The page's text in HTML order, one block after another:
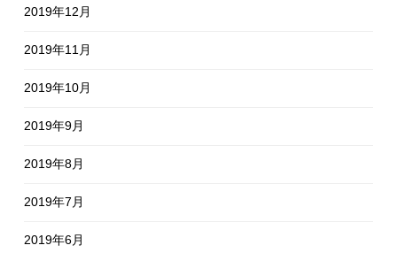
2019年12月
2019年11月
2019年10月
2019年9月
2019年8月
2019年7月
2019年6月